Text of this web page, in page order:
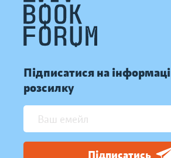
Підписатися на
розсилку
Підписатись